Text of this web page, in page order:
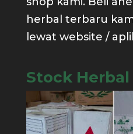
herbal terbaru
lewat website /
Stock